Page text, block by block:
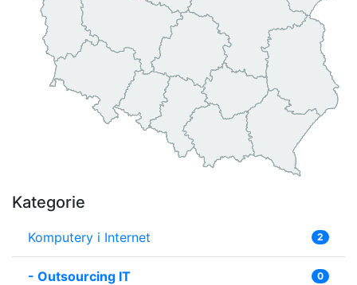
Kategorie
Komputery i Internet 2
- Outsourcing IT 0